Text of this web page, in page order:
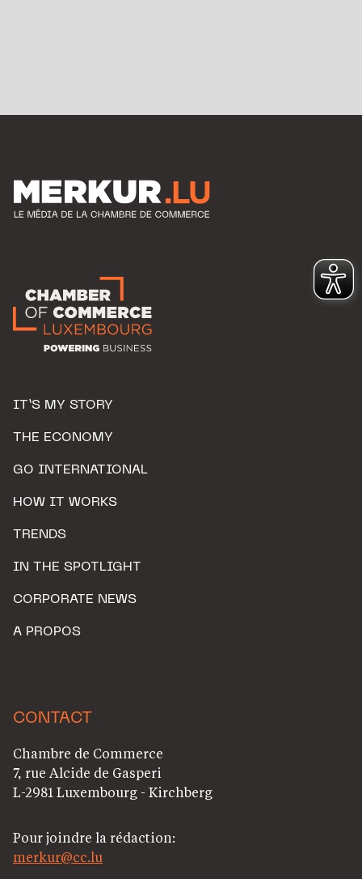
IT’S MY STORY
THE ECONOMY
GO INTERNATIONAL
HOW IT WORKS
TRENDS
IN THE SPOTLIGHT
CORPORATE NEWS
A PROPOS
CONTACT
Chambre de Commerce
7, rue Alcide de Gasperi
L-2981 Luxembourg - Kirchberg
Pour joindre la rédaction:
merkur@cc.lu